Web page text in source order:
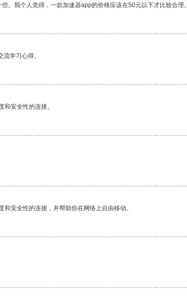
。我个人觉得，一款加速器app的价格应该在50元以下才比较合理。
学习心得。
安全性的连接。
安全性的连接，并帮助你在网络上自由移动。